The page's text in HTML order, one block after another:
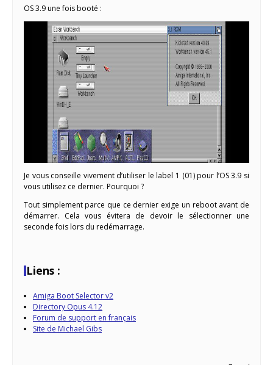
OS 3.9 une fois booté :
Je vous conseille vivement d’utiliser le label 1 (01) pour l’OS 3.9 si
vous utilisez ce dernier. Pourquoi ?
Tout simplement parce que ce dernier exige un reboot avant de
démarrer. Cela vous évitera de devoir le sélectionner une
seconde fois lors du redémarrage.
Liens :
Amiga Boot Selector v2
Directory Opus 4.12
Forum de support en français
Site de Michael Gibs